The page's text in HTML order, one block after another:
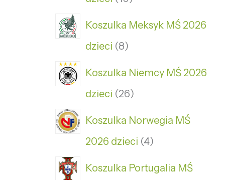
Koszulka Meksyk MŚ 2026
dzieci 8
Koszulka Niemcy MŚ 2026
dzieci 26
Koszulka Norwegia MŚ
2026 dzieci 4
Koszulka Portugalia MŚ